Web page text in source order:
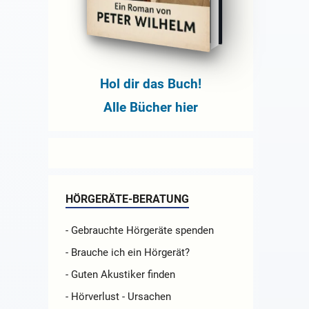
Hol dir das Buch!
Alle Bücher hier
HÖRGERÄTE-BERATUNG
- Gebrauchte Hörgeräte spenden
- Brauche ich ein Hörgerät?
- Guten Akustiker finden
- Hörverlust - Ursachen